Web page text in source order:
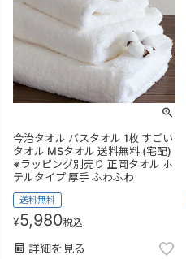
今治タオル バスタオル 1枚 すごい
タオル MSタオル 送料無料 (宅配)
※ラッピング別売り 正岡タオル ホ
テルタイプ 厚手 ふわふわ
送料無料
¥5,980税込
詳細を見る